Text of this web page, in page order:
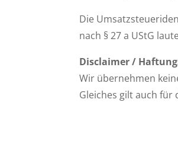
Die
nach § 27 a UStG
Disclaimer /
Wir übernehmen
Gleiches gilt auch für